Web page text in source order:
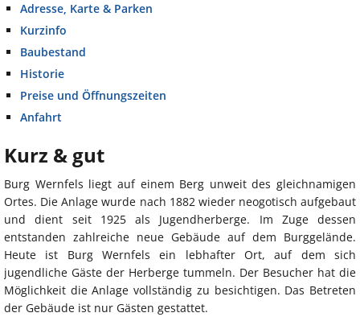
Adresse, Karte & Parken
Kurzinfo
Baubestand
Historie
Preise und Öffnungszeiten
Anfahrt
Kurz & gut
Burg Wernfels liegt auf einem Berg unweit des gleichnamigen
Ortes. Die Anlage wurde nach 1882 wieder neogotisch aufgebaut
und dient seit 1925 als Jugendherberge. Im Zuge dessen
entstanden zahlreiche neue Gebäude auf dem Burggelände.
Heute ist Burg Wernfels ein lebhafter Ort, auf dem sich
jugendliche Gäste der Herberge tummeln. Der Besucher hat die
Möglichkeit die Anlage vollständig zu besichtigen. Das Betreten
der Gebäude ist nur Gästen gestattet.